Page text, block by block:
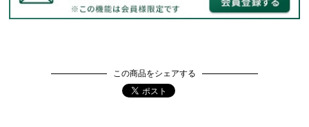
この商品をシェアする